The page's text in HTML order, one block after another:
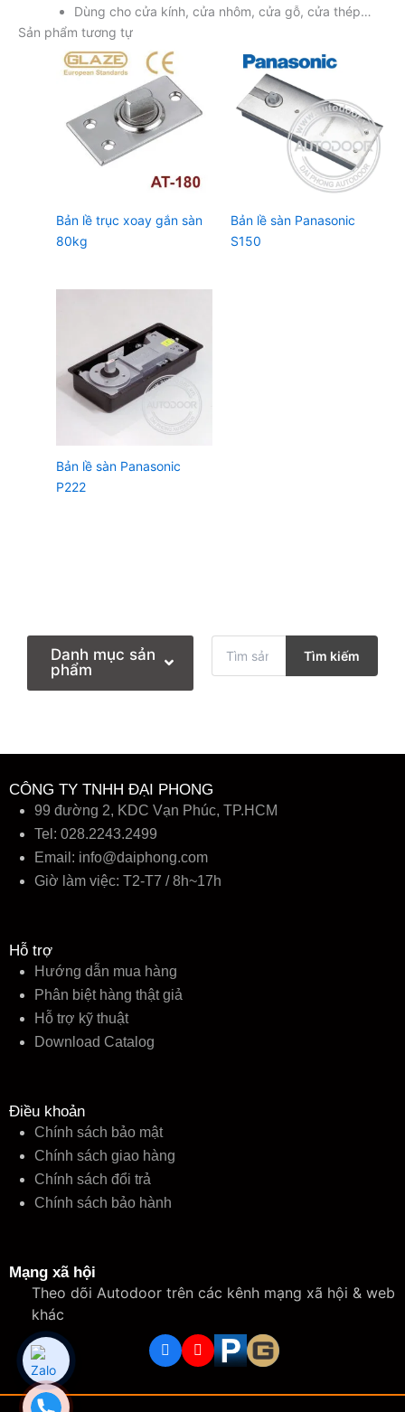
m
m
Tìm kiếm
Danh mục sản
phẩm
Dùng cho cửa kính, cửa nhôm, cửa gỗ, cửa thép…
Sản phẩm tương tự
Bản lề trục xoay gắn sàn
80kg
Bản lề sàn Panasonic
S150
Bản lề sàn Panasonic
P222
CÔNG TY TNHH ĐẠI PHONG
99 đường 2, KDC Vạn Phúc, TP.HCM
Tel: 028.2243.2499
Email: info@daiphong.com
Giờ làm việc: T2-T7 / 8h~17h
Hỗ trợ
Hướng dẫn mua hàng
Phân biệt hàng thật giả
Hỗ trợ kỹ thuật
Download Catalog
Điều khoản
Chính sách bảo mật
Chính sách giao hàng
Chính sách đổi trả
Chính sách bảo hành
Mạng xã hội
Theo dõi Autodoor trên các kênh mạng xã hội & web
khác